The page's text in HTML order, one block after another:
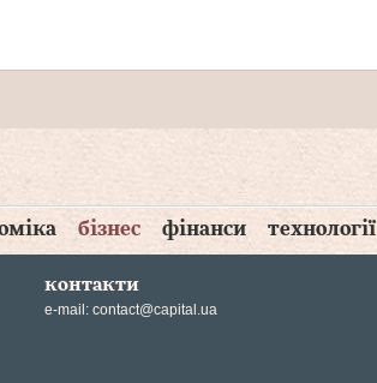
бізнес фінанси технології
контакти
e-mail: contact@capital.ua